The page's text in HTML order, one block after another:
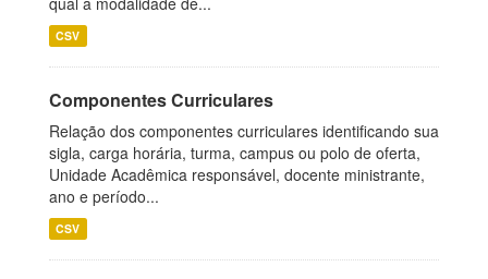
CSV
Componentes Curriculares
Relação dos componentes curriculares identificando sua
sigla, carga horária, turma, campus ou polo de oferta,
Unidade Acadêmica responsável, docente ministrante,
ano e período...
CSV